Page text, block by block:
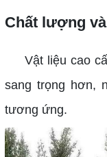
Chất lượng
Vật liệu cao
sang trọng hơn,
tương ứng.